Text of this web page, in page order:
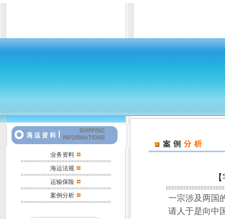
业务资料
海运法规
运输保险
案例分析
一宗涉及两国
请人于是向中